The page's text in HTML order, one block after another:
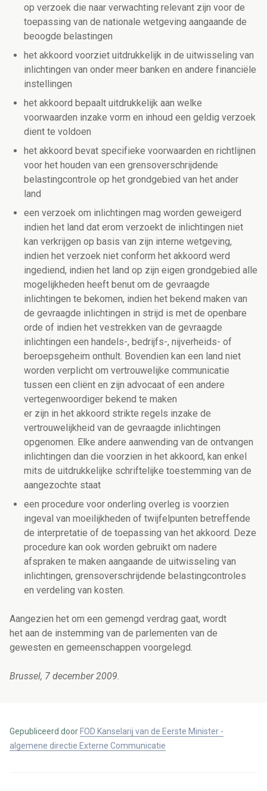
op verzoek die naar verwachting relevant zijn voor de
toepassing van de nationale wetgeving aangaande de
beoogde belastingen
het akkoord voorziet uitdrukkelijk in de uitwisseling van
inlichtingen van onder meer banken en andere financiële
instellingen
het akkoord bepaalt uitdrukkelijk aan welke
voorwaarden inzake vorm en inhoud een geldig verzoek
dient te voldoen
het akkoord bevat specifieke voorwaarden en richtlijnen
voor het houden van een grensoverschrijdende
belastingcontrole op het grondgebied van het ander
land
een verzoek om inlichtingen mag worden geweigerd
indien het land dat erom verzoekt de inlichtingen niet
kan verkrijgen op basis van zijn interne wetgeving,
indien het verzoek niet conform het akkoord werd
ingediend, indien het land op zijn eigen grondgebied alle
mogelijkheden heeft benut om de gevraagde
inlichtingen te bekomen, indien het bekend maken van
de gevraagde inlichtingen in strijd is met de openbare
orde of indien het vestrekken van de gevraagde
inlichtingen een handels-, bedrijfs-, nijverheids- of
beroepsgeheim onthult. Bovendien kan een land niet
worden verplicht om vertrouwelijke communicatie
tussen een cliënt en zijn advocaat of een andere
vertegenwoordiger bekend te maken
er zijn in het akkoord strikte regels inzake de
vertrouwelijkheid van de gevraagde inlichtingen
opgenomen. Elke andere aanwending van de ontvangen
inlichtingen dan die voorzien in het akkoord, kan enkel
mits de uitdrukkelijke schriftelijke toestemming van de
aangezochte staat
een procedure voor onderling overleg is voorzien
ingeval van moeilijkheden of twijfelpunten betreffende
de interpretatie of de toepassing van het akkoord. Deze
procedure kan ook worden gebruikt om nadere
afspraken te maken aangaande de uitwisseling van
inlichtingen, grensoverschrijdende belastingcontroles
en verdeling van kosten.
Aangezien het om een gemengd verdrag gaat, wordt
het aan de instemming van de parlementen van de
gewesten en gemeenschappen voorgelegd.
Brussel, 7 december 2009.
Gepubliceerd door FOD Kanselarij van de Eerste Minister -
algemene directie Externe Communicatie